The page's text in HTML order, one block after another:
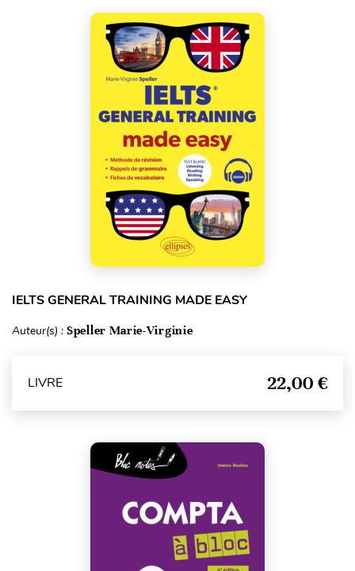
IELTS GENERAL TRAINING MADE EASY
Auteur(s) : Speller Marie-Virginie
LIVRE 22,00 €